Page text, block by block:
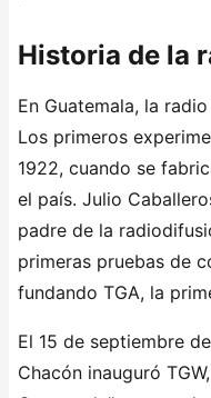
Historia de la
En Guatemala, la
Los primeros
1922, cuando se
el país. Julio
padre de la
primeras pruebas de
fundando TGA, la
El 15 de septiembre
Chacón inauguró